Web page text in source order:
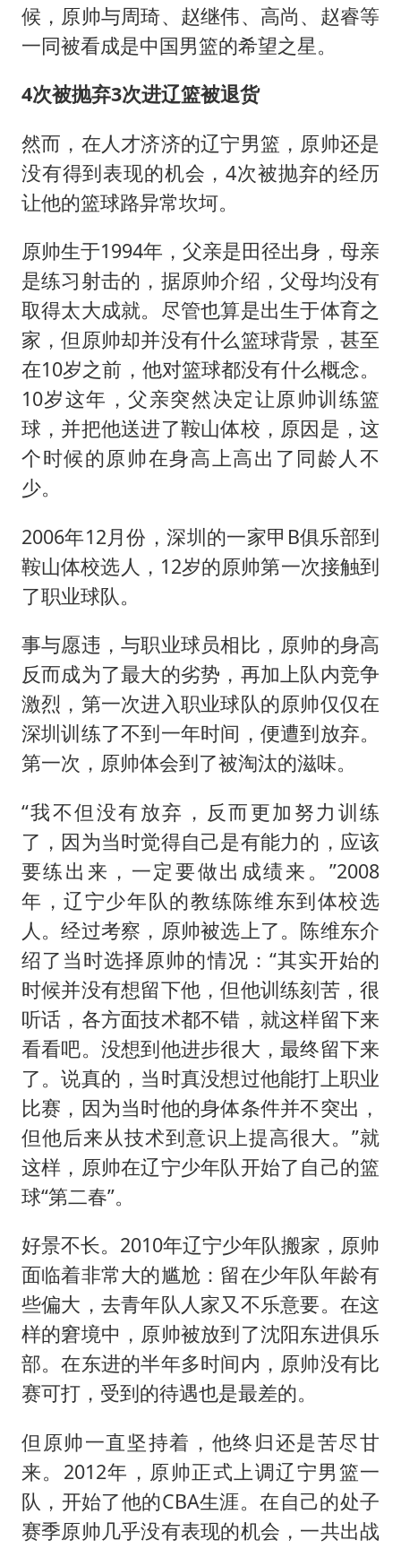
候，原帅与周琦、赵继伟、高尚、赵睿等
一同被看成是中国男篮的希望之星。
4次被抛弃3次进辽篮被退货
然而，在人才济济的辽宁男篮，原帅还是
没有得到表现的机会，4次被抛弃的经历
让他的篮球路异常坎坷。
原帅生于1994年，父亲是田径出身，母亲
是练习射击的，据原帅介绍，父母均没有
取得太大成就。尽管也算是出生于体育之
家，但原帅却并没有什么篮球背景，甚至
在10岁之前，他对篮球都没有什么概念。
10岁这年，父亲突然决定让原帅训练篮
球，并把他送进了鞍山体校，原因是，这
个时候的原帅在身高上高出了同龄人不
少。
2006年12月份，深圳的一家甲B俱乐部到
鞍山体校选人，12岁的原帅第一次接触到
了职业球队。
事与愿违，与职业球员相比，原帅的身高
反而成为了最大的劣势，再加上队内竞争
激烈，第一次进入职业球队的原帅仅仅在
深圳训练了不到一年时间，便遭到放弃。
第一次，原帅体会到了被淘汰的滋味。
“我不但没有放弃，反而更加努力训练
了，因为当时觉得自己是有能力的，应该
要练出来，一定要做出成绩来。”2008
年，辽宁少年队的教练陈维东到体校选
人。经过考察，原帅被选上了。陈维东介
绍了当时选择原帅的情况：“其实开始的
时候并没有想留下他，但他训练刻苦，很
听话，各方面技术都不错，就这样留下来
看看吧。没想到他进步很大，最终留下来
了。说真的，当时真没想过他能打上职业
比赛，因为当时他的身体条件并不突出，
但他后来从技术到意识上提高很大。”就
这样，原帅在辽宁少年队开始了自己的篮
球“第二春”。
好景不长。2010年辽宁少年队搬家，原帅
面临着非常大的尴尬：留在少年队年龄有
些偏大，去青年队人家又不乐意要。在这
样的窘境中，原帅被放到了沈阳东进俱乐
部。在东进的半年多时间内，原帅没有比
赛可打，受到的待遇也是最差的。
但原帅一直坚持着，他终归还是苦尽甘
来。2012年，原帅正式上调辽宁男篮一
队，开始了他的CBA生涯。在自己的处子
赛季原帅几乎没有表现的机会，一共出战